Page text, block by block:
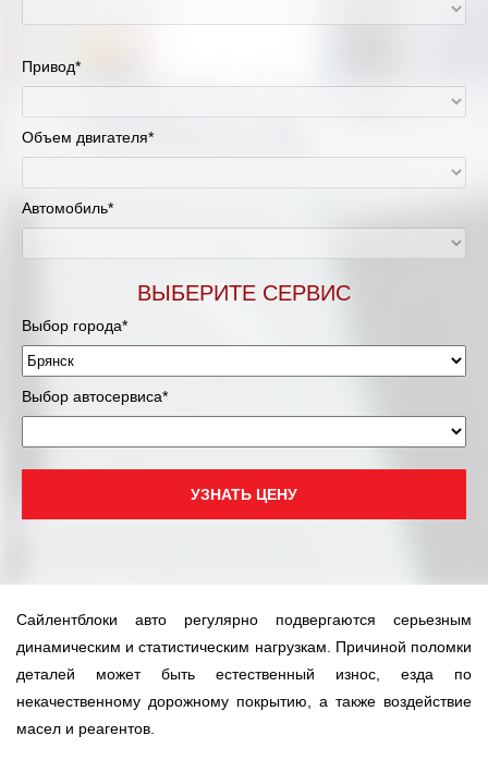
Привод*
Объем двигателя*
Автомобиль*
ВЫБЕРИТЕ СЕРВИС
Выбор города*
Выбор автосервиса*
УЗНАТЬ ЦЕНУ
Сайлентблоки авто регулярно подвергаются серьезным
динамическим и статистическим нагрузкам. Причиной поломки
деталей может быть естественный износ, езда по
некачественному дорожному покрытию, а также воздействие
масел и реагентов.